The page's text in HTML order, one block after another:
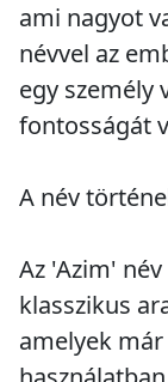
ami nagyot
névvel az
egy személy
fontosságát
A név
Az 'Azim'
klasszikus
amelyek